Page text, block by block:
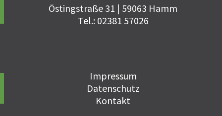
Östingstraße 31 | 59063 Hamm
Tel.: 02381 57026
Impressum
Datenschutz
Kontakt